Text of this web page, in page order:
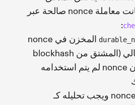
:
المخزن في nonce
عن nonce الدائم التالي (المشتق من blockhash
الحالي). هذا يضمن أن nonce لم يتم استخدامه